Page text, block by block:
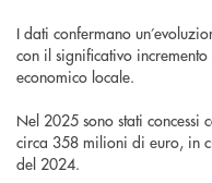
I dati confermano
con il significativo
economico locale.
Nel 2025 sono stati concessi
circa 358 milioni di euro, in
del 2024.